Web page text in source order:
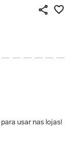
para usar nas lojas!